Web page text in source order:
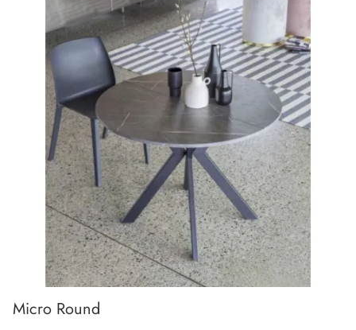
Micro Round